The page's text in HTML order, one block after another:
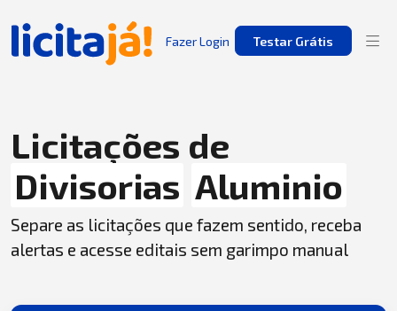
Fazer Login Testar Grátis
Licitações de
Divisorias Aluminio
Separe as licitações que fazem sentido, receba
alertas e acesse editais sem garimpo manual